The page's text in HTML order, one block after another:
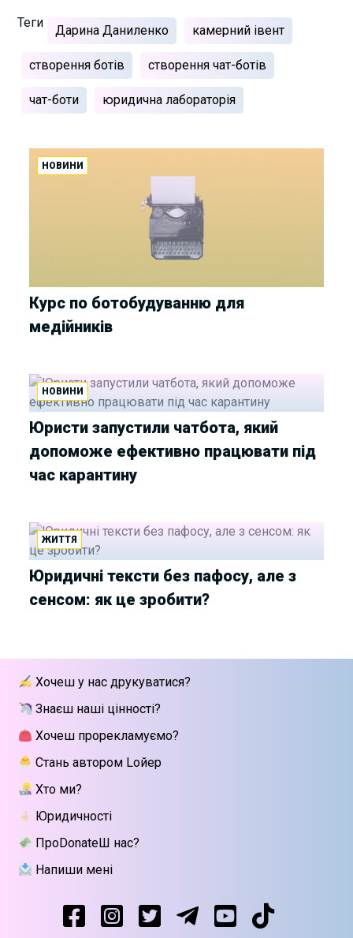
Теги
Дарина Даниленко камерний івент
створення ботів створення чат-ботів
чат-боти юридична лабораторія
НОВИНИ
Курс по ботобудуванню для
медійників
НОВИНИ
Юристи запустили чатбота, який
допоможе ефективно працювати під
час карантину
ЖИТТЯ
Юридичні тексти без пафосу, але з
сенсом: як це зробити?
Хочеш у нас друкуватися?
Знаєш наші цінності?
Хочеш прорекламуємо?
Стань автором Lойер
Хто ми?
Юридичності
ПроDonateШ нас?
Напиши мені